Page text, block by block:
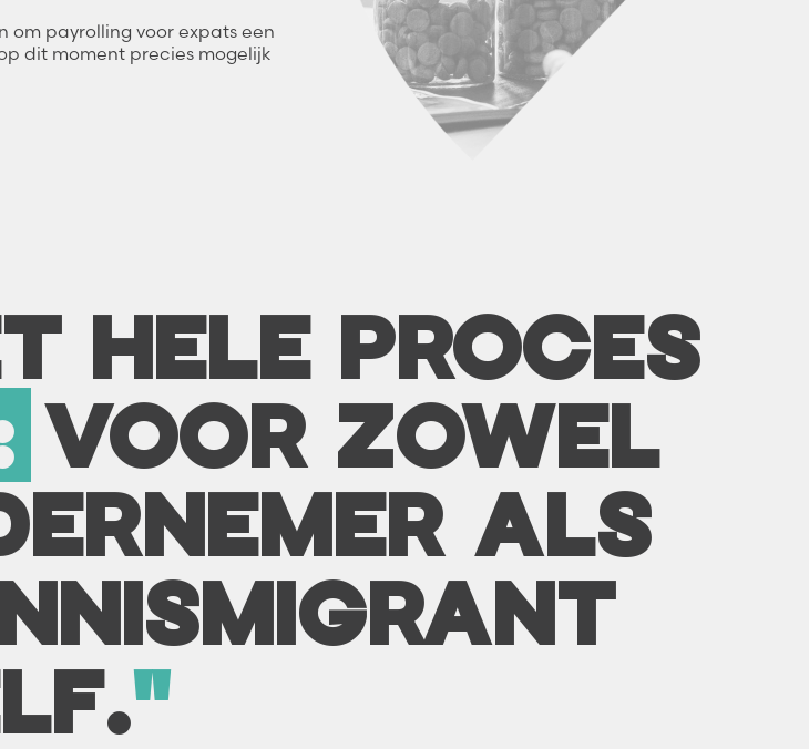
om payrolling voor expats een
dit moment precies mogelijk
HELE PROCES
VOOR ZOWEL
ALS
"